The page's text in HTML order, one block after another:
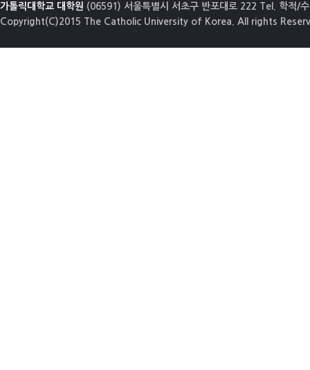
가톨릭대학교 대학원 (06591) 서울특별시 서초구 반포대로 222 Tel. 학적/
Copyright(C)2015 The Catholic University of Korea. All rights